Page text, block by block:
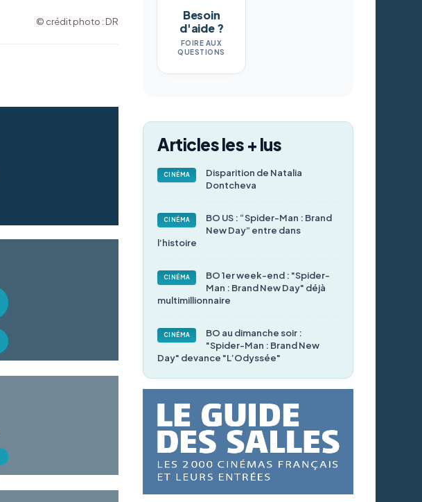
© crédit photo : DR
Besoin
d'aide ?
FOIRE AUX
QUESTIONS
Articles les + lus
CINÉMA
Disparition de Natalia
Dontcheva
CINÉMA
BO US : “Spider-Man : Brand
New Day” entre dans
l’histoire
CINÉMA
BO 1er week-end : "Spider-
Man : Brand New Day" déjà
multimillionnaire
CINÉMA
BO au dimanche soir :
"Spider-Man : Brand New
Day" devance "L’Odyssée"